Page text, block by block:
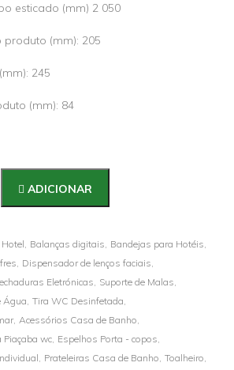
esticado (mm) 2 050
produto (mm): 205
245
(mm): 84
ADICIONAR
Balanças digitais, Bandejas para Hotéis,
Dispensador de lenços faciais,
Eletrónicas, Suporte de Malas,
Água, Tira WC Desinfetada,
Acessórios Casa de Banho,
Piaçaba wc, Espelhos Porta - copos,
Prateleiras Casa de Banho, Toalheiro,